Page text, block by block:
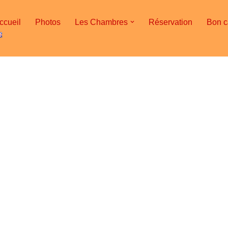
Photos Les Chambres Réservation Bon